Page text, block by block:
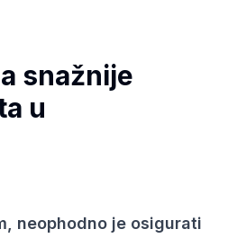
snažnije
u
neophodno je osigurati